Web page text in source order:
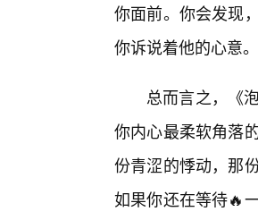
你面前。你会发现
你诉说着他的心意。
总而言之，《
你内心最柔软角落
份青涩的悸动，那
如果你还在等待🔥